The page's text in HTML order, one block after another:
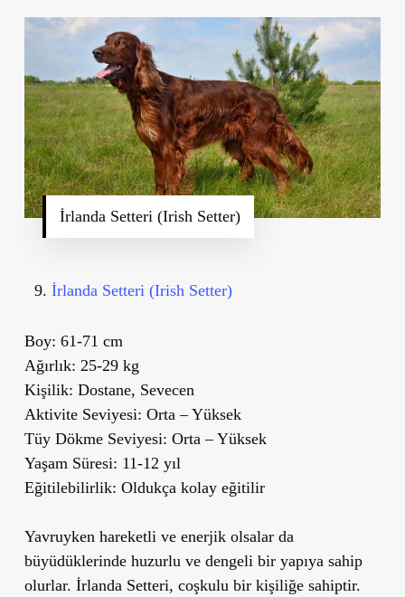
İrlanda Setteri (Irish Setter)
İrlanda Setteri (Irish Setter)
Boy: 61-71 cm
Ağırlık: 25-29 kg
Kişilik: Dostane, Sevecen
Aktivite Seviyesi: Orta – Yüksek
Tüy Dökme Seviyesi: Orta – Yüksek
Yaşam Süresi: 11-12 yıl
Eğitilebilirlik: Oldukça kolay eğitilir
Yavruyken hareketli ve enerjik olsalar da
büyüdüklerinde huzurlu ve dengeli bir yapıya sahip
olurlar. İrlanda Setteri, coşkulu bir kişiliğe sahiptir.